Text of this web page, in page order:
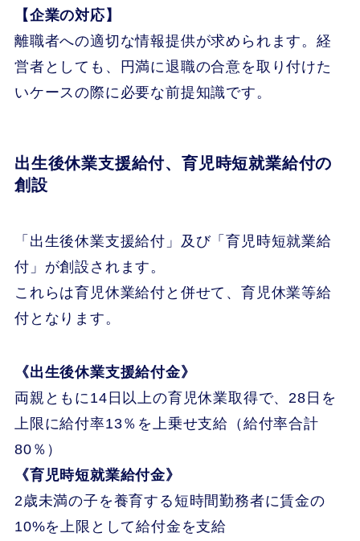
【企業の対応】
離職者への適切な情報提供が求められます。経
営者としても、円満に退職の合意を取り付けた
いケースの際に必要な前提知識です。
出生後休業支援給付、育児時短就業給付の
創設
「出生後休業支援給付」及び「育児時短就業給
付」が創設されます。
これらは育児休業給付と併せて、育児休業等給
付となります。
《出生後休業支援給付金》
両親ともに14日以上の育児休業取得で、28日を
上限に給付率13％を上乗せ支給（給付率合計
80％）
《育児時短就業給付金》
2歳未満の子を養育する短時間勤務者に賃金の
10%を上限として給付金を支給